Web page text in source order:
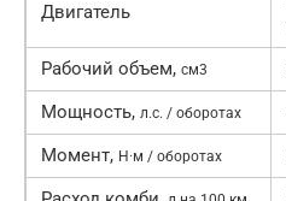
Двигатель
Рабочий объем, см3
Мощность, л.с. / оборотах
Момент, Н·м / оборотах